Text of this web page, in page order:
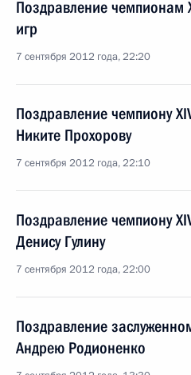
Поздравление чемпионам
игр
7 сентября 2012 года, 22:20
Поздравление чемпиону
Никите Прохорову
7 сентября 2012 года, 22:10
Поздравление чемпиону
Денису Гулину
7 сентября 2012 года, 22:00
Поздравление
Андрею Родионенко